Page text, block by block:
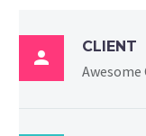

CLIENT
Awesome